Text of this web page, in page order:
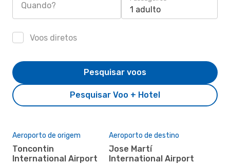
Quando? 1 adulto
Voos diretos
Pesquisar Voo + Hotel
Pesquisar voos
Aeroporto de origem
Toncontin
International Airport
Aeroporto de destino
Jose Martí
International Airport